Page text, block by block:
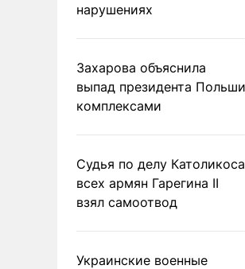
нарушениях
Захарова объяснила
выпад президента Польши
комплексами
Судья по делу Католикоса
всех армян Гарегина II
взял самоотвод
Украинские военные